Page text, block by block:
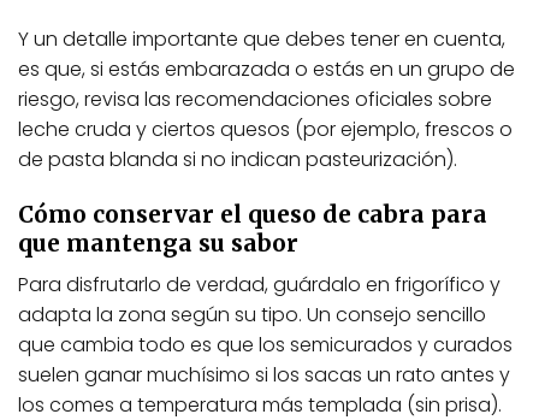
Y un detalle importante que debes tener en cuenta,
es que, si estás embarazada o estás en un grupo de
riesgo, revisa las recomendaciones oficiales sobre
leche cruda y ciertos quesos (por ejemplo, frescos o
de pasta blanda si no indican pasteurización).
Cómo conservar el queso de cabra para
que mantenga su sabor
Para disfrutarlo de verdad, guárdalo en frigorífico y
adapta la zona según su tipo. Un consejo sencillo
que cambia todo es que los semicurados y curados
suelen ganar muchísimo si los sacas un rato antes y
los comes a temperatura más templada (sin prisa).